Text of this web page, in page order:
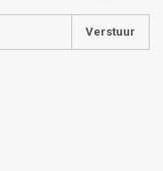
Verstuur